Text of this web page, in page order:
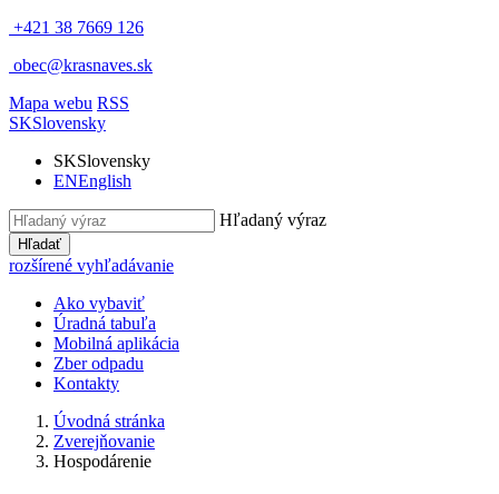
+421 38 7669 126
obec@krasnaves.sk
Mapa webu RSS
SKSlovensky
SKSlovensky
ENEnglish
Hľadaný výraz
Hľadať
rozšírené vyhľadávanie
Ako vybaviť
Úradná tabuľa
Mobilná aplikácia
Zber odpadu
Kontakty
Úvodná stránka
Zverejňovanie
Hospodárenie